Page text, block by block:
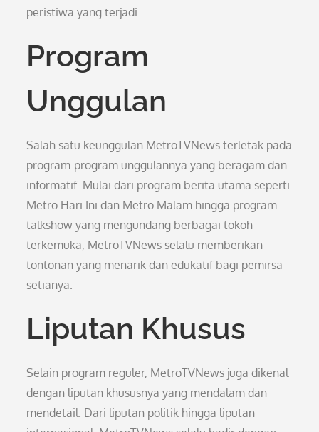
peristiwa yang terjadi.
Program
Unggulan
Salah satu keunggulan MetroTVNews terletak pada
program-program unggulannya yang beragam dan
informatif. Mulai dari program berita utama seperti
Metro Hari Ini dan Metro Malam hingga program
talkshow yang mengundang berbagai tokoh
terkemuka, MetroTVNews selalu memberikan
tontonan yang menarik dan edukatif bagi pemirsa
setianya.
Liputan Khusus
Selain program reguler, MetroTVNews juga dikenal
dengan liputan khususnya yang mendalam dan
mendetail. Dari liputan politik hingga liputan